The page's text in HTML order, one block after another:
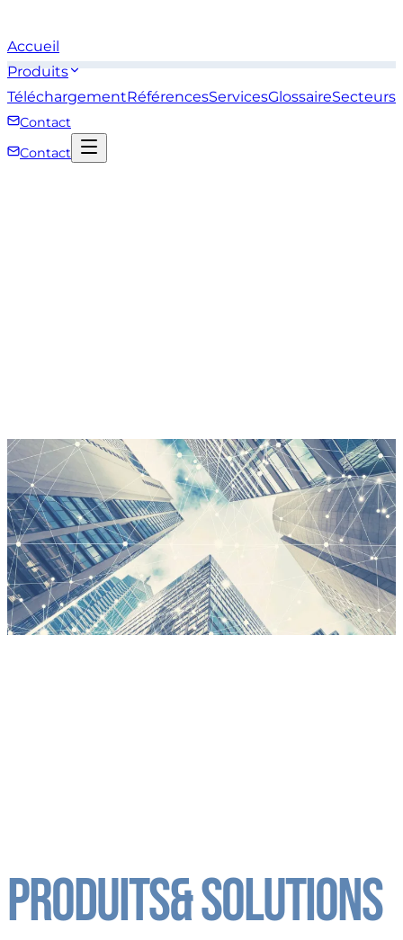
Accueil
Produits
TéléchargementRéférencesServicesGlossaireSecteurs
Contact
Contact
Produits& solutions